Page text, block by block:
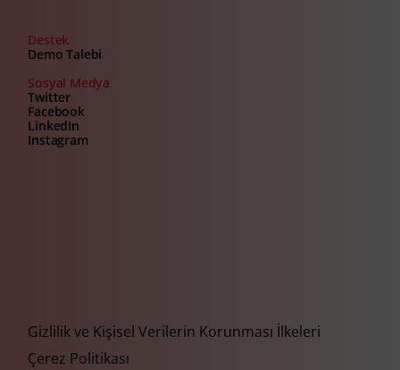
Destek
Demo Talebi
Sosyal Medya
Twitter
Facebook
LinkedIn
Instagram
Gizlilik ve Kişisel Verilerin Korunması İlkeleri
Çerez Politikası